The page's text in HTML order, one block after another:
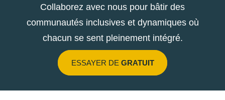
Collaborez avec nous pour bâtir des
communautés inclusives et dynamiques où
chacun se sent pleinement intégré.
ESSAYER DE GRATUIT